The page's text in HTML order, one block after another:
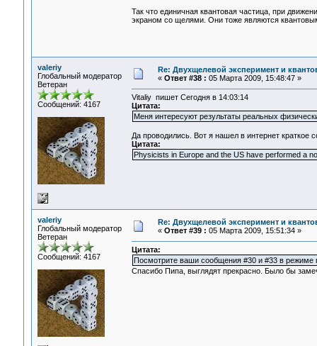
Так что единичная квантовая частица, при
экраном со щелями. Они тоже являются
valeriy
Глобальный модератор
Ветеран
Сообщений: 4167
Re: Двухщелевой эксперимент и
« Ответ #38 : 05 Марта 2009, 15:48:47 »
Vitaliy пишет Сегодня в 14:03:14
Цитата:
Меня интересуют результаты реальных
Да проводились. Вот я нашел в интернет краткое
Цитата:
Physicists in Europe and the US have performed a
valeriy
Глобальный модератор
Ветеран
Сообщений: 4167
Re: Двухщелевой эксперимент и
« Ответ #39 : 05 Марта 2009, 15:51:34 »
Цитата:
Посмотрите ваши сообщения #30 и #33 в режиме
Спасибо Пипа, выглядят прекрасно. Было бы